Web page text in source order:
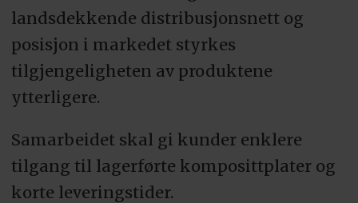
landsdekkende distribusjonsnett og
posisjon i markedet styrkes
tilgjengeligheten av produktene
ytterligere.
Samarbeidet skal gi kunder enklere
tilgang til lagerførte komposittplater og
korte leveringstider.